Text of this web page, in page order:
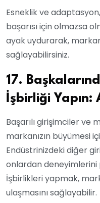
Esneklik ve
başarısı için olmazsa
ayak uydurarak,
sağlayabilirsiniz.
17.
İşbirliği Yapın:
Başarılı girişimciler
markanızın büyümesi
Endüstrinizdeki diğer
onlardan deneyimlerini
İşbirlikleri yapmak,
ulaşmasını sağlayabilir.